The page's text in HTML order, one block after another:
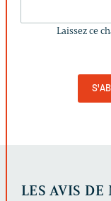
Laissez ce
LES AVIS DE